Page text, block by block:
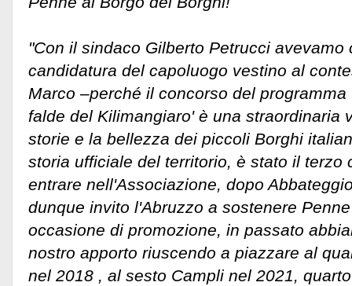
"Con il sindaco Gilberto Petrucci avevamo
candidatura del capoluogo vestino al
Marco –perché il concorso del
falde del Kilimangiaro' è una straordinaria
storie e la bellezza dei piccoli Borghi
storia ufficiale del territorio, è stato il terzo
entrare nell'Associazione, dopo
dunque invito l'Abruzzo a sostenere
occasione di promozione, in passato
nostro apporto riuscendo a piazzare al
nel 2018 , al sesto Campli nel 2021,